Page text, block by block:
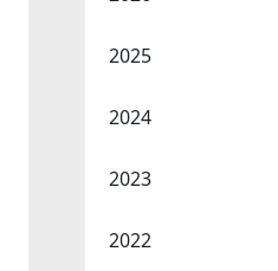
2025
2024
2023
2022